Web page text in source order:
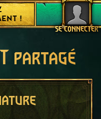
SE CONNECTER
!
partagé